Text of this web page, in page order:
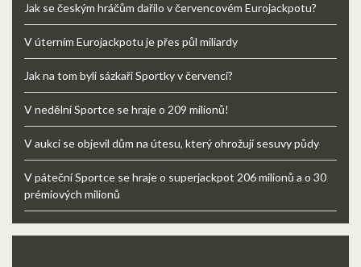
Jak se českým hráčům dařilo v červencovém Eurojackpotu?
V úterním Eurojackpotu je přes půl miliardy
Jak na tom byli sázkaři Sportky v červenci?
V nedělní Sportce se hraje o 209 milionů!
V aukci se objevil dům na útesu, který ohrožují sesuvy půdy
V páteční Sportce se hraje o superjackpot 206 milionů a o 30
prémiových milionů